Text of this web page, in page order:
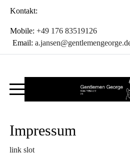
Kontakt:
Mobile: +49 176 83519126
Email:
Impressum
link slot